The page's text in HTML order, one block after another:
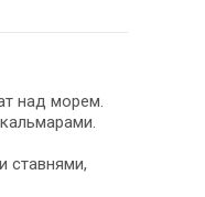
над морем.
ставнями,